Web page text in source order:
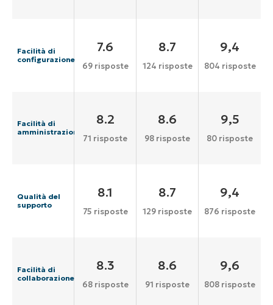
Facilità di
configurazione
7.6
69 risposte
8.7
124 risposte
9,4
804 risposte
Facilità di
amministrazione
8.2
71 risposte
8.6
98 risposte
9,5
80 risposte
Qualità del
supporto
8.1
75 risposte
8.7
129 risposte
9,4
876 risposte
Facilità di
collaborazione
8.3
68 risposte
8.6
91 risposte
9,6
808 risposte